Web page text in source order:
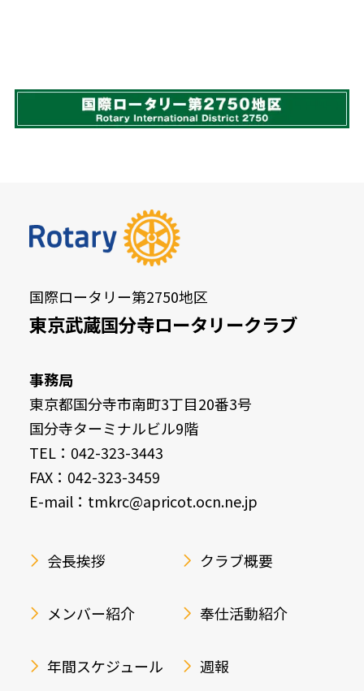
国際ロータリー第2750地区
東京武蔵国分寺ロータリークラブ
事務局
東京都国分寺市南町3丁目20番3号
国分寺ターミナルビル9階
TEL：042-323-3443
FAX：042-323-3459
E-mail：tmkrc@apricot.ocn.ne.jp
会長挨拶 クラブ概要
メンバー紹介 奉仕活動紹介
年間スケジュール 週報